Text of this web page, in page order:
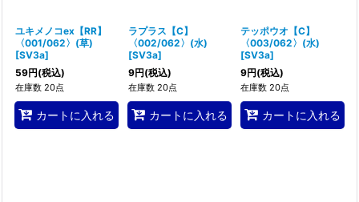
ユキメノコex【RR】
〈001/062〉(草)
[SV3a]
59円(税込)
在庫数 20点
カートに入れる
ラプラス【C】
〈002/062〉(水)
[SV3a]
9円(税込)
在庫数 20点
カートに入れる
テッポウオ【C】
〈003/062〉(水)
[SV3a]
9円(税込)
在庫数 20点
カートに入れる